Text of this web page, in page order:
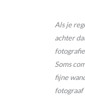
Als je
achter
Soms
fijne